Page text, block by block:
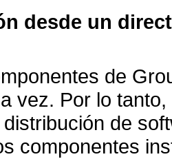
desde un
de
vez. Por lo
de
componentes